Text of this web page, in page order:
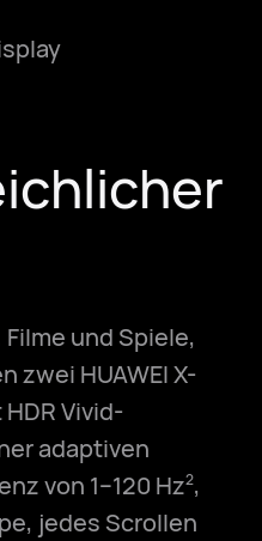
und Spiele,
zwei HUAWEI X-
Vivid-
adaptiven
von 1–120 Hz2,
jedes Scrollen